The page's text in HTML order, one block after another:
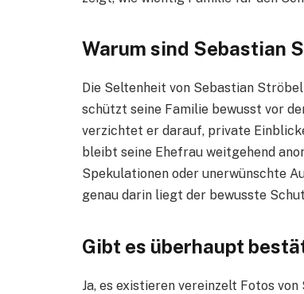
Warum sind Sebastian
Die Seltenheit von Sebastian
schützt seine Familie bewusst vor
verzichtet er darauf, private
bleibt seine Ehefrau weitgehend
Spekulationen oder unerwünschte
genau darin liegt der bewusste
Gibt es überhaupt
Ja, es existieren vereinzelt Fotos